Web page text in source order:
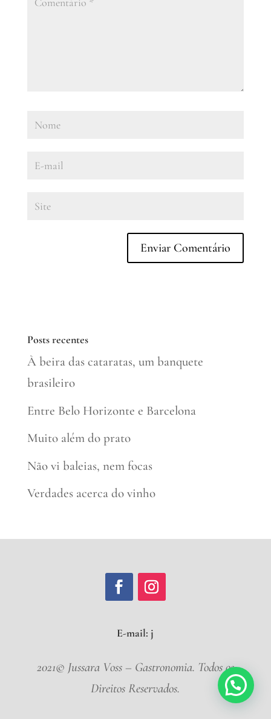
Posts recentes
À beira das cataratas, um banquete
brasileiro
Entre Belo Horizonte e Barcelona
Muito além do prato
Não vi baleias, nem focas
Verdades acerca do vinho
jussaravoss@gma
2021© Jussara Voss – Gastronomia. Todos os
Direitos Reservados.